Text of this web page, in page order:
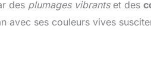
des plumages vibrantset des
avec ses couleurs vives